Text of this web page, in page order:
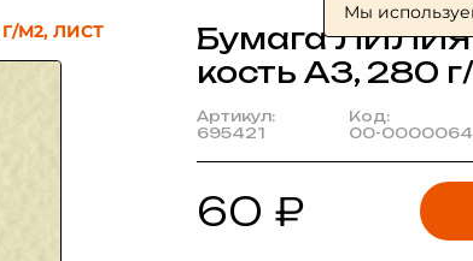
М2, ЛИСТ
Бумага ЛИЛИЯ
кость А3, 280
Артикул:
695421
Код:
00-
60 ₽
Мы